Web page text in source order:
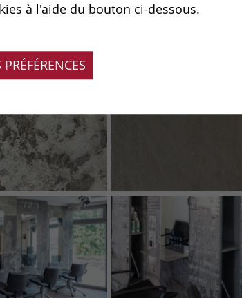
à l'aide du bouton ci-dessous.
PRÉFÉRENCES